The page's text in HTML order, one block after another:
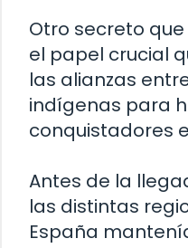
Otro secreto
el papel crucial
las alianzas
indígenas para
conquistadores
Antes de la
las distintas
España